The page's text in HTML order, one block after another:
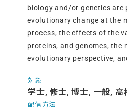
biology and/or genetics
evolutionary change at the
process, the effects of the
proteins, and genomes,
evolutionary perspective,
対象
学士, 修士, 博士, 一般, 高
配信方法